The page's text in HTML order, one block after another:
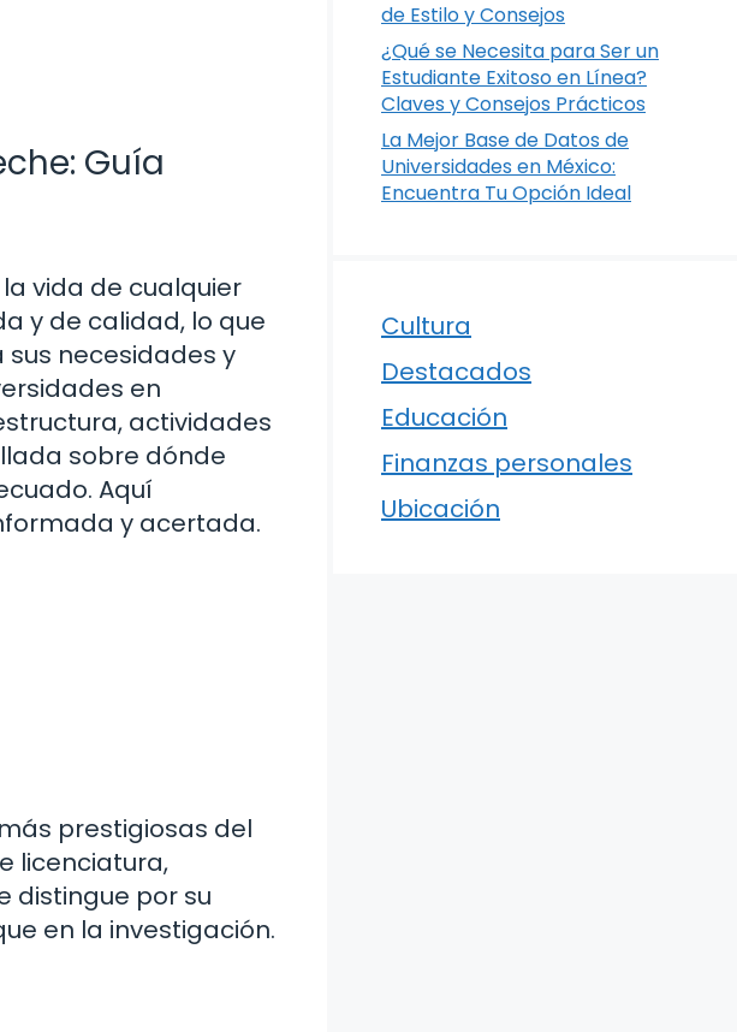
Guía
vida de cualquier
y de calidad, lo que
necesidades y
en
actividades
sobre dónde
Aquí
y acertada.
prestigiosas del
licenciatura,
distingue por su
en la investigación.
de Estilo y Consejos
¿Qué se Necesita para Ser un
Estudiante Exitoso en Línea?
Claves y Consejos Prácticos
La Mejor Base de Datos de
Universidades en México:
Encuentra Tu Opción Ideal
Cultura
Destacados
Educación
Finanzas personales
Ubicación